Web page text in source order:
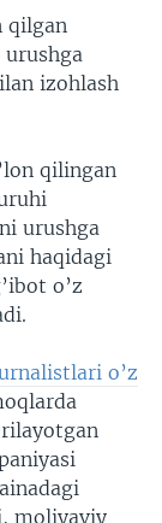
qilgan
urushga
izohlash
qilingan
urushga
haqidagi
o’z
o’z
moliyaviy